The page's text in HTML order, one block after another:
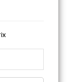
sa
; à louer sans
semaines !